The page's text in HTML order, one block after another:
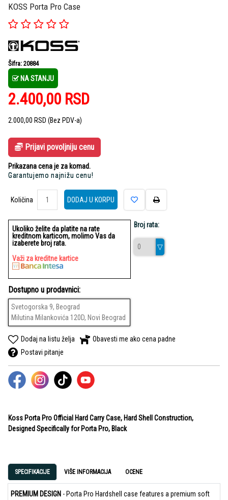
KOSS Porta Pro Case
Šifra: 20884
NA STANJU
2.400,00 RSD
2.000,00 RSD (Bez PDV-a)
Prijavi povoljniju cenu
Prikazana cena je za komad.
Garantujemo najnižu cenu!
Količina
Količina
DODAJ U KORPU
Ukoliko želite da platite na rate
kreditnom karticom, molimo Vas da
izaberete broj rata.
Važi za kreditne kartice
Broj rata:
Dostupno u prodavnici:
Svetogorska 9, Beograd
Milutina Milankovića 120D, Novi Beograd
Dodaj na listu želja
Obavesti me ako cena padne
Postavi pitanje
Koss Porta Pro Official Hard Carry Case, Hard Shell Construction,
Designed Specifically for Porta Pro, Black
SPECIFIKACIJE VIŠE INFORMACIJA OCENE
PREMIUM DESIGN - Porta Pro Hardshell case features a premium soft